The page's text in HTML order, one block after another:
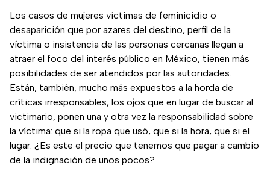
Los casos de mujeres víctimas de feminicidio o
desaparición que por azares del destino, perfil de la
víctima o insistencia de las personas cercanas llegan a
atraer el foco del interés público en México, tienen más
posibilidades de ser atendidos por las autoridades.
Están, también, mucho más expuestos a la horda de
críticas irresponsables, los ojos que en lugar de buscar al
victimario, ponen una y otra vez la responsabilidad sobre
la víctima: que si la ropa que usó, que si la hora, que si el
lugar. ¿Es este el precio que tenemos que pagar a cambio
de la indignación de unos pocos?